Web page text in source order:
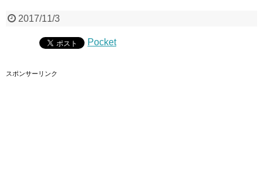
2017/11/3
Pocket
スポンサーリンク